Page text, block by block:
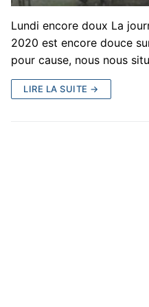
Lundi encore doux La
2020 est encore douce
pour cause, nous nous
LIRE LA SUITE →